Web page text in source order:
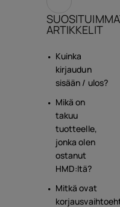
ARTIKKELIT
Kuinka
kirjaudun
sisään / ulos?
Mikä on
takuu
tuotteelle,
jonka olen
ostanut
HMD:ltä?
Mitkä ovat